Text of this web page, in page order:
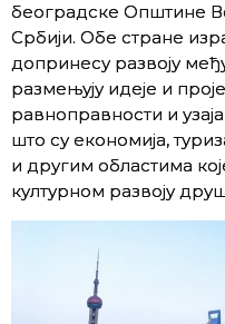
београдске Oпштине
Србији. Обе стране
допринесу развоју
размењују идеје и
равноправности и
што су економија,
и другим областима
културном развоју